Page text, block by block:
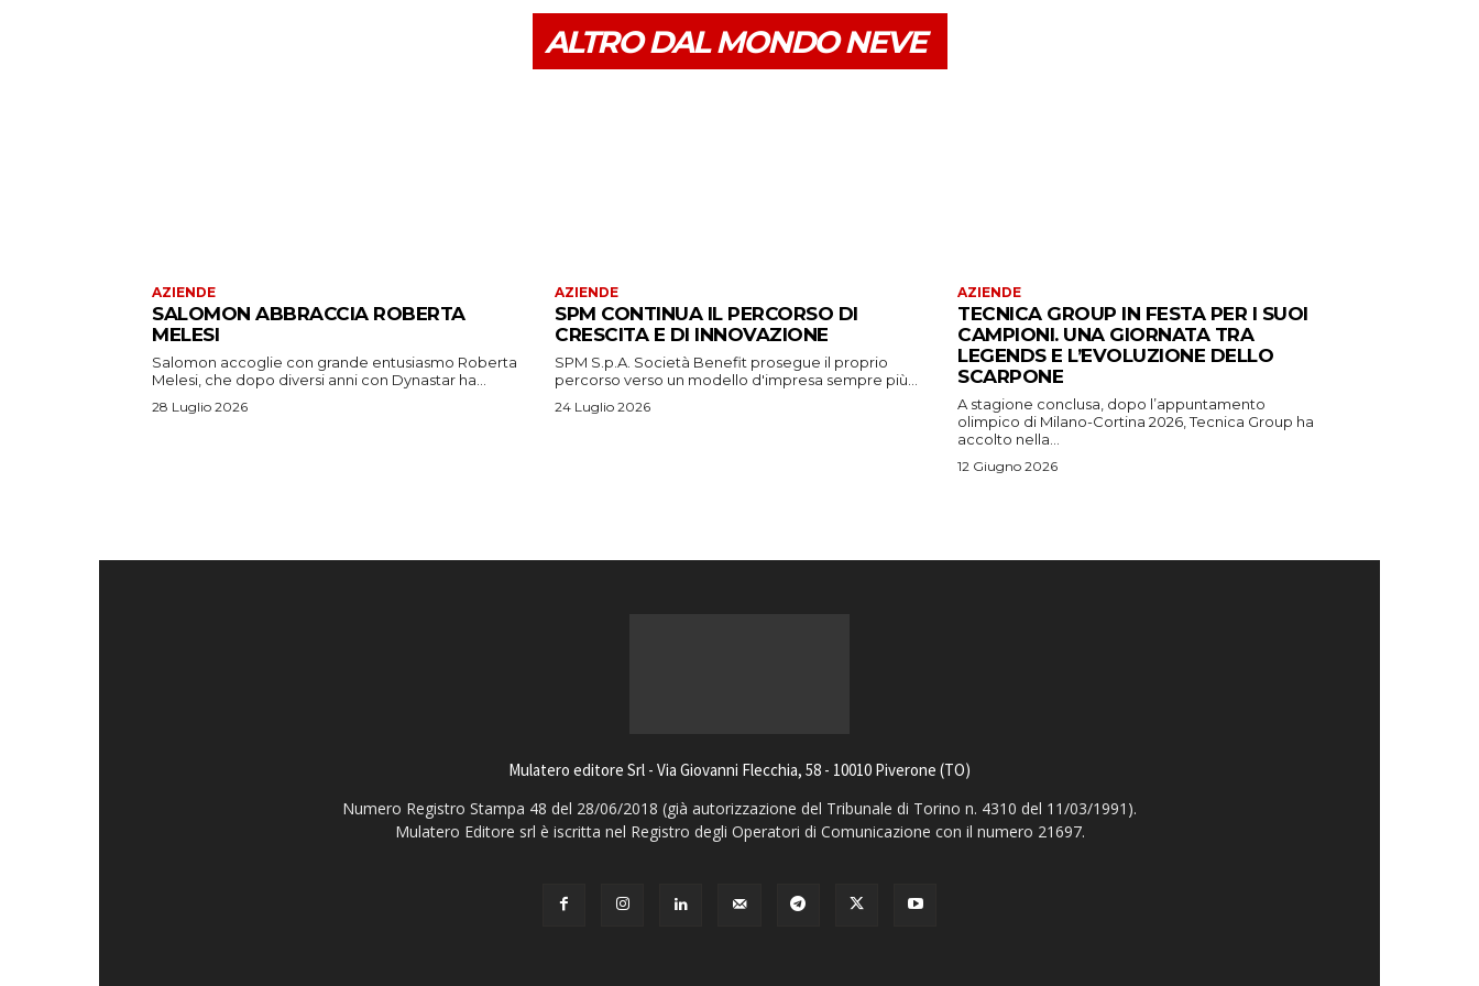
ALTRO DAL MONDO NEVE
AZIENDE
SALOMON ABBRACCIA ROBERTA
MELESI
Salomon accoglie con grande entusiasmo Roberta
Melesi, che dopo diversi anni con Dynastar ha...
28 Luglio 2026
AZIENDE
SPM CONTINUA IL PERCORSO DI
CRESCITA E DI INNOVAZIONE
SPM S.p.A. Società Benefit prosegue il proprio
percorso verso un modello d'impresa sempre più...
24 Luglio 2026
AZIENDE
TECNICA GROUP IN FESTA PER I SUOI
CAMPIONI. UNA GIORNATA TRA
LEGENDS E L’EVOLUZIONE DELLO
SCARPONE
A stagione conclusa, dopo l’appuntamento
olimpico di Milano-Cortina 2026, Tecnica Group ha
accolto nella...
12 Giugno 2026
Mulatero editore Srl - Via Giovanni Flecchia, 58 - 10010 Piverone (TO)
Numero Registro Stampa 48 del 28/06/2018 (già autorizzazione del Tribunale di Torino n. 4310 del 11/03/1991).
Mulatero Editore srl è iscritta nel Registro degli Operatori di Comunicazione con il numero 21697.